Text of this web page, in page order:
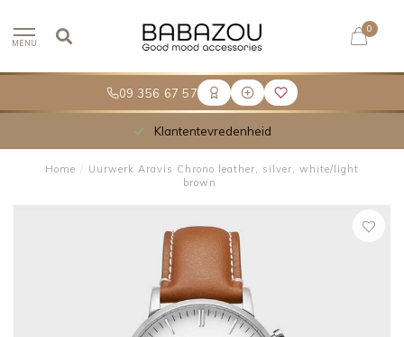
09 356 67 57
MENU
0
Klantentevredenheid
Home / Uurwerk Aravis Chrono leather, silver, white/light
brown